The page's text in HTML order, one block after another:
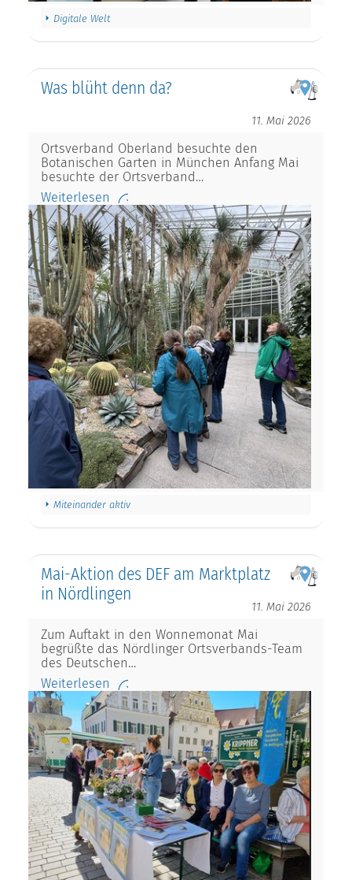
Digitale Welt
Was blüht denn da?
11. Mai 2026
Ortsverband Oberland besuchte den
Botanischen Garten in München Anfang Mai
besuchte der Ortsverband…
Weiterlesen
Miteinander aktiv
Mai-Aktion des DEF am Marktplatz
in Nördlingen
11. Mai 2026
Zum Auftakt in den Wonnemonat Mai
begrüßte das Nördlinger Ortsverbands-Team
des Deutschen…
Weiterlesen